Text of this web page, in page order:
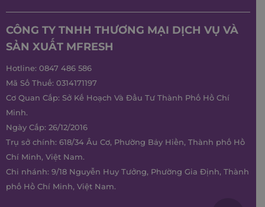
CÔNG TY TNHH THƯƠNG MẠI DỊCH VỤ VÀ
SẢN XUẤT MFRESH
Hotline: 0847 486 586
Mã Số Thuế: 0314171197
Cơ Quan Cấp: Sở Kế Hoạch Và Đầu Tư Thành Phố Hồ Chí
Minh.
Ngày Cấp: 26/12/2016
Trụ sở chính: 618/34 Âu Cơ, Phường Bảy Hiền, Thành phố Hồ
Chí Minh, Việt Nam.
Chi nhánh: 9/18 Nguyễn Huy Tưởng, Phường Gia Định, Thành
phố Hồ Chí Minh, Việt Nam.